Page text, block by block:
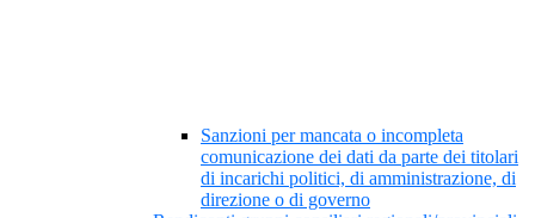
Sanzioni per mancata o incompleta
comunicazione dei dati da parte dei titolari
di incarichi politici, di amministrazione, di
direzione o di governo